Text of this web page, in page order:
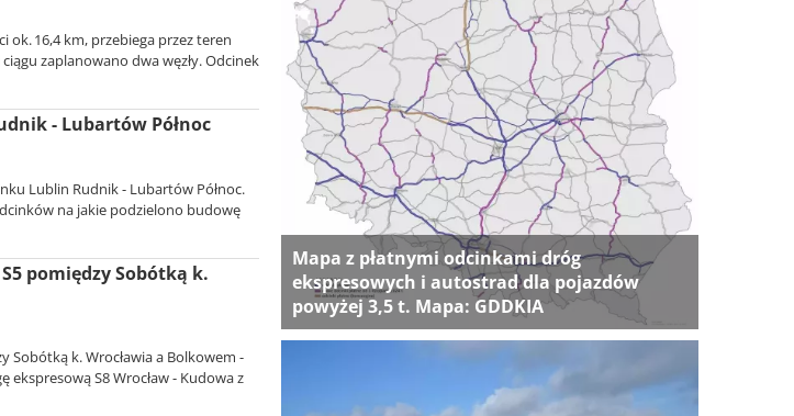
ok. 16,4 km, przebiega przez teren
zaplanowano dwa węzły. Odcinek
- Lubartów Północ
Lublin Rudnik - Lubartów Północ.
na jakie podzielono budowę
pomiędzy Sobótką k.
Sobótką k. Wrocławia a Bolkowem -
S8 Wrocław - Kudowa z
Mapa z płatnymi odcinkami dróg
ekspresowych i autostrad dla pojazdów
powyżej 3,5 t. Mapa: GDDKIA